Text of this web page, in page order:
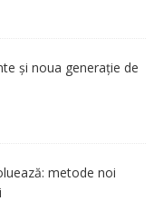
și noua generație de
metode noi